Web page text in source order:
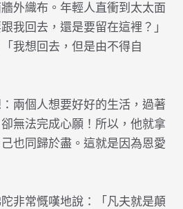
外織布。年輕人直衝到太太面
我回去，還是要留在這裡？」
我想回去，但是由不得自
兩個人想要好好的生活，過著
無法完成心願！所以，他就拿
也同歸於盡。這就是因為恩愛
非常慨嘆地說：「凡夫就是顛